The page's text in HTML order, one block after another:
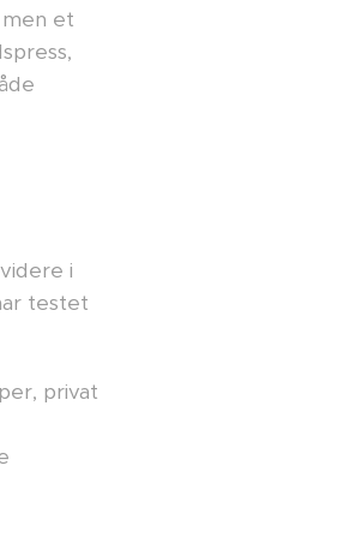
et
i
testet
privat